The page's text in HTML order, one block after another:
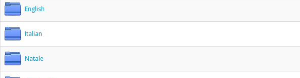
English
Italian
Natale